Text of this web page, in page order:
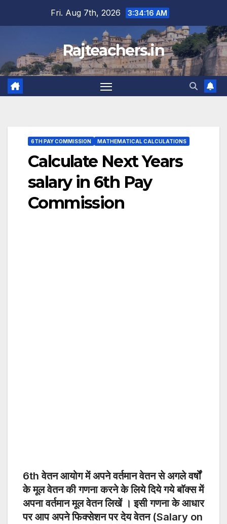
Fri. Aug 7th, 2026 3:34:17 AM
Rajteachers.in
6TH PAY COMMISSION MATHEMATICAL CALCULATIONS
Calculate Next Years
salary in 6th Pay
Commission
6th वेतन आयोग में अपने वर्तमान वेतन से अगले वर्षों
के मूल वेतन की गणना करने के लिये दिये गये बाॅक्स में
अपना वर्तमान मूल वेतन लिखें । इसी गणना के आधार
पर आप अपने फिक्सेशन पर देय वेतन (Salary on